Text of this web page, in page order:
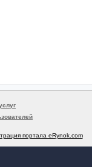
портала eRynok.com